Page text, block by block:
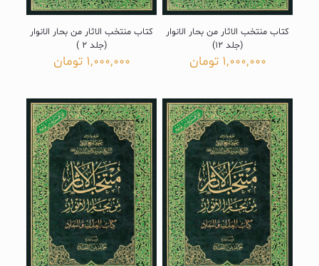
کتاب منتخب الاثار من بحار الانوار
(جلد 12)
1,000,000 تومان
کتاب منتخب الاثار من بحار الانوار
(جلد 2 )
1,000,000 تومان